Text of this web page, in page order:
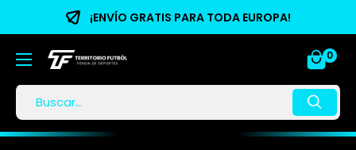
¡ENVÍO GRATIS PARA TODA EUROPA!
0